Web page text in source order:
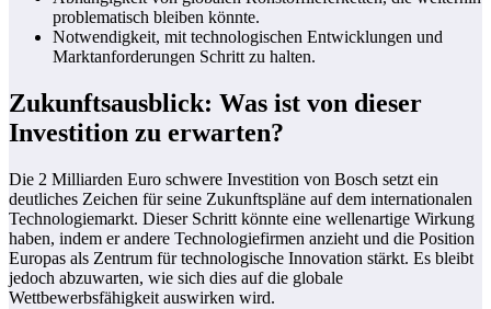
problematisch bleiben könnte.
Notwendigkeit, mit technologischen Entwicklungen und
Marktanforderungen Schritt zu halten.
Zukunftsausblick: Was ist von dieser
Investition zu erwarten?
Die 2 Milliarden Euro schwere Investition von Bosch setzt ein
deutliches Zeichen für seine Zukunftspläne auf dem internationalen
Technologiemarkt. Dieser Schritt könnte eine wellenartige Wirkung
haben, indem er andere Technologiefirmen anzieht und die Position
Europas als Zentrum für technologische Innovation stärkt. Es bleibt
jedoch abzuwarten, wie sich dies auf die globale
Wettbewerbsfähigkeit auswirken wird.